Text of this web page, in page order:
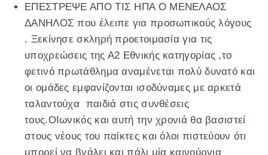
ΕΠΕΣΤΡΕΨΕ ΑΠΟ ΤΙΣ ΗΠΑ Ο ΜΕΝΕΛΑΟΣ
ΔΑΝΗΛΟΣ που έλειπε για προσωπικούς λόγους
. Ξεκίνησε σκληρή προετοιμασία για τις
υποχρεώσεις της Α2 Εθνικής κατηγορίας ,το
φετινό πρωτάθλημα αναμένεται πολύ δυνατό και
οι ομάδες εμφανίζονται ισοδύναμες με αρκετά
ταλαντούχα παιδιά στις συνθέσεις
τους.ΟΙωνικός και αυτή την χρονιά θα βασιστεί
στους νέους του παίκτες και όλοι πιστεύουν ότι
μπορεί να βγάλει και πάλι μία καινούργια